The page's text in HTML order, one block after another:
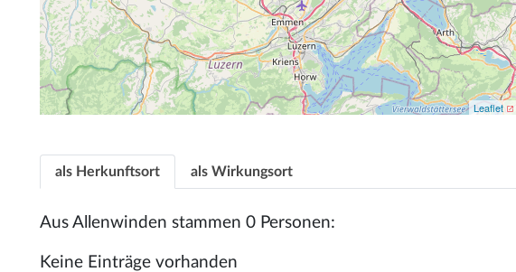
Leaflet
als Herkunftsort als Wirkungsort
Aus Allenwinden stammen 0 Personen:
Keine Einträge vorhanden